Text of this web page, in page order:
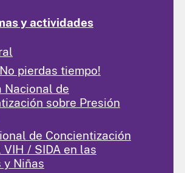
y actividades
pierdas tiempo!
Nacional de
sobre Presión
de Concientización
VIH / SIDA en las
y Niñas